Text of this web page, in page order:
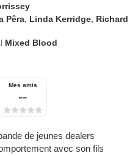
Pêra Linda Kerridge Richard
Mixed Blood
Mes amis
--
de jeunes dealers
avec son fils